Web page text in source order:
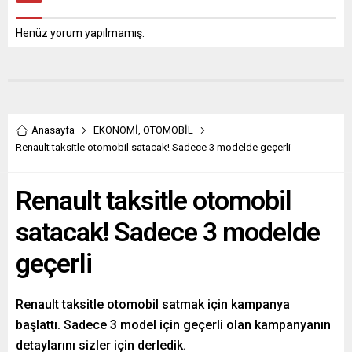
Henüz yorum yapılmamış.
Anasayfa EKONOMİ OTOMOBİL
Renault taksitle otomobil satacak! Sadece 3 modelde geçerli
Renault taksitle otomobil
satacak! Sadece 3 modelde
geçerli
Renault taksitle otomobil satmak için kampanya
başlattı. Sadece 3 model için geçerli olan kampanyanın
detaylarını sizler için derledik.